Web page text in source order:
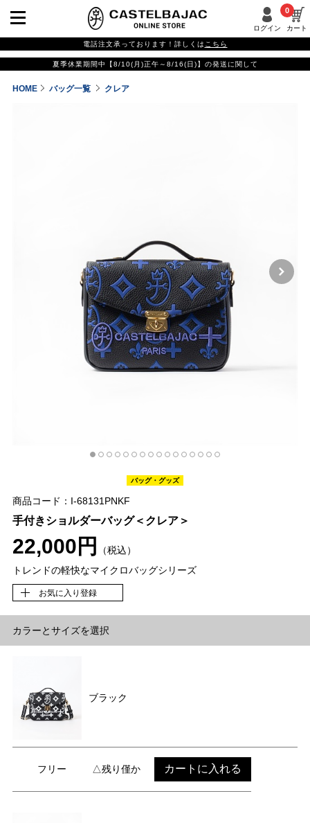
ログイン カート
0
電話注文承っております！詳しくは こちら
夏季休業期間中【8/10(月)正午～8/16(日)】の発送に関して
HOME バッグ一覧 クレア
バッグ・グッズ
商品コード：I-68131PNKF
手付きショルダーバッグ＜クレア＞
22,000円
（税込）
トレンドの軽快なマイクロバッグシリーズ
お気に入り登録
カラーとサイズを選択
ブラック
フリー △残り僅か カートに入れる